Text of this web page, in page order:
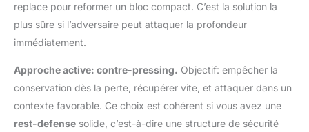
replace pour reformer un bloc compact. C’est la solution la
plus sûre si l’adversaire peut attaquer la profondeur
immédiatement.
Approche active: contre-pressing. Objectif: empêcher la
conservation dès la perte, récupérer vite, et attaquer dans un
contexte favorable. Ce choix est cohérent si vous avez une
rest-defense solide, c’est-à-dire une structure de sécurité